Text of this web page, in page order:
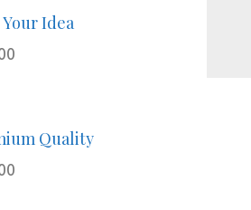
Idea
Quality